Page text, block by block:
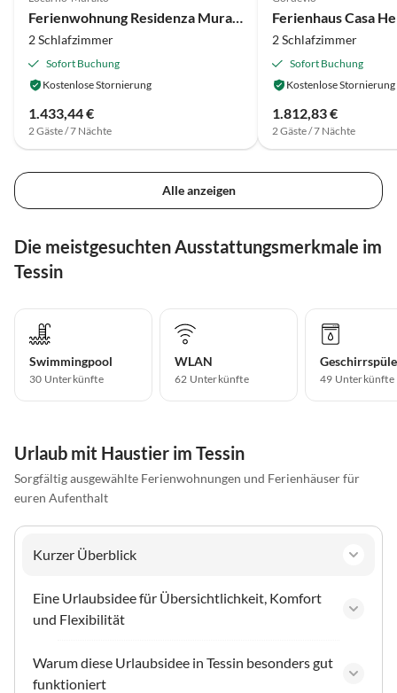
Ferienwohnung Residenza Muralto-Lago
2 Schlafzimmer
Sofort Buchung
Kostenlose Stornierung
1.433,44 €
2 Gäste / 7 Nächte
Ferienhaus Casa
2 Schlafzimmer
Sofort Buchung
Kostenlose Stornierung
1.812,83 €
2 Gäste / 7 Nächte
Alle anzeigen
Die meistgesuchten Ausstattungsmerkmale im
Tessin
Swimmingpool
30 Unterkünfte
WLAN
62 Unterkünfte 49 Unterkünfte
Urlaub mit Haustier im Tessin
Sorgfältig ausgewählte Ferienwohnungen und Ferienhäuser für
euren Aufenthalt
Kurzer Überblick
Eine Urlaubsidee für Übersichtlichkeit, Komfort
und Flexibilität
Warum diese Urlaubsidee in Tessin besonders gut
funktioniert